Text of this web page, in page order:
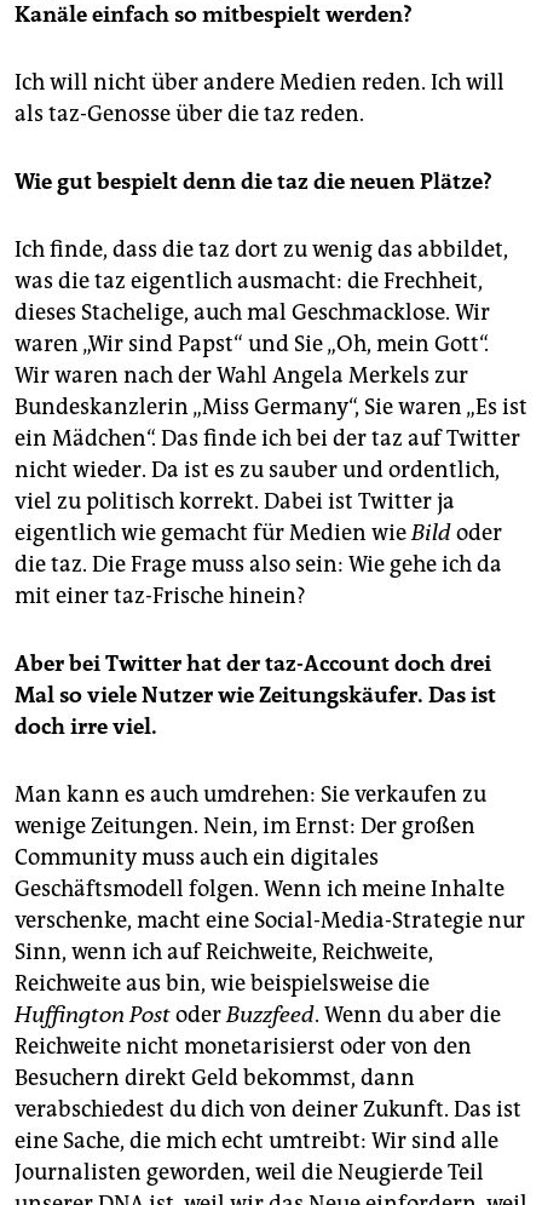
Kanäle einfach so mitbespielt werden?
Ich will nicht über andere Medien reden. Ich will
als taz-Genosse über die taz reden.
Wie gut bespielt denn die taz die neuen Plätze?
Ich finde, dass die taz dort zu wenig das abbildet,
was die taz eigentlich ausmacht: die Frechheit,
dieses Stachelige, auch mal Geschmacklose. Wir
waren „Wir sind Papst“ und Sie „Oh, mein Gott“.
Wir waren nach der Wahl Angela Merkels zur
Bundeskanzlerin „Miss Germany“, Sie waren „Es ist
ein Mädchen“. Das finde ich bei der taz auf Twitter
nicht wieder. Da ist es zu sauber und ordentlich,
viel zu politisch korrekt. Dabei ist Twitter ja
eigentlich wie gemacht für Medien wieBildoder
die taz. Die Frage muss also sein: Wie gehe ich da
mit einer taz-Frische hinein?
Aber bei Twitter hat der taz-Account doch drei
Mal so viele Nutzer wie Zeitungskäufer. Das ist
doch irre viel.
Man kann es auch umdrehen: Sie verkaufen zu
wenige Zeitungen. Nein, im Ernst: Der großen
Community muss auch ein digitales
Geschäftsmodell folgen. Wenn ich meine Inhalte
verschenke, macht eine Social-Media-Strategie nur
Sinn, wenn ich auf Reichweite, Reichweite,
Reichweite aus bin, wie beispielsweise die
Huffington PostoderBuzzfeed. Wenn du aber die
Reichweite nicht monetarisierst oder von den
Besuchern direkt Geld bekommst, dann
verabschiedest du dich von deiner Zukunft. Das ist
eine Sache, die mich echt umtreibt: Wir sind alle
Journalisten geworden, weil die Neugierde Teil